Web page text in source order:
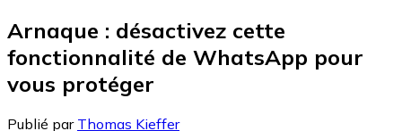
Arnaque : désactivez cette
fonctionnalité de WhatsApp pour
vous protéger
Publié par Thomas Kieffer